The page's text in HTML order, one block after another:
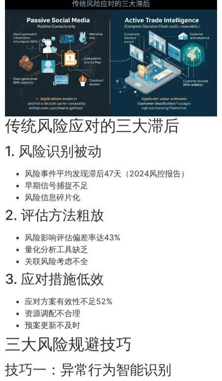
传统风险应对的三大滞后
1. 风险识别被动
风险事件平均发现滞后47天（2024风控报告）
早期信号捕捉不足
风险信息碎片化
2. 评估方法粗放
风险影响评估偏差率达43%
量化分析工具缺乏
关联风险考虑不全
3. 应对措施低效
应对方案有效性不足52%
资源调配不合理
预案更新不及时
三大风险规避技巧
技巧一：异常行为智能识别